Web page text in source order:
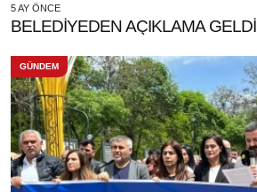
5 AY ÖNCE
BELEDİYEDEN AÇIKLAMA GELDİ
GÜNDEM